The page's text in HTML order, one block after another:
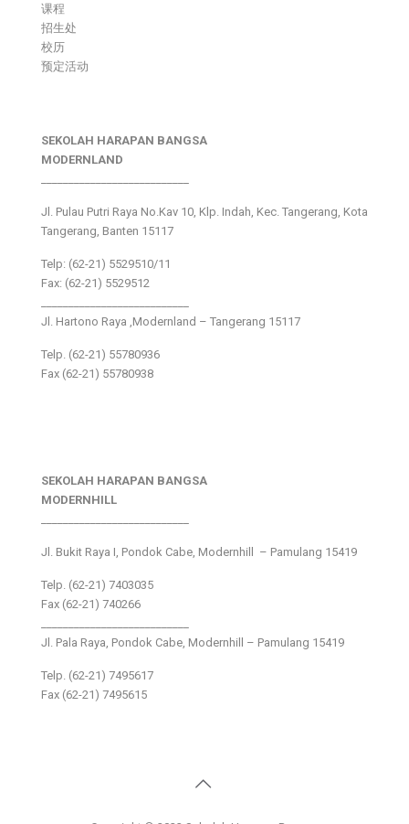
课程
招生处
校历
预定活动
SEKOLAH HARAPAN BANGSA
MODERNLAND
Jl. Pulau Putri Raya No.Kav 10, Klp. Indah, Kec. Tangerang, Kota
Tangerang, Banten 15117
Telp: (62-21) 5529510/11
Fax: (62-21) 5529512
Jl. Hartono Raya ,Modernland – Tangerang 15117
Telp. (62-21) 55780936
Fax (62-21) 55780938
SEKOLAH HARAPAN BANGSA
MODERNHILL
Jl. Bukit Raya I, Pondok Cabe, Modernhill – Pamulang 15419
Telp. (62-21) 7403035
Fax (62-21) 740266
Jl. Pala Raya, Pondok Cabe, Modernhill – Pamulang 15419
Telp. (62-21) 7495617
Fax (62-21) 7495615